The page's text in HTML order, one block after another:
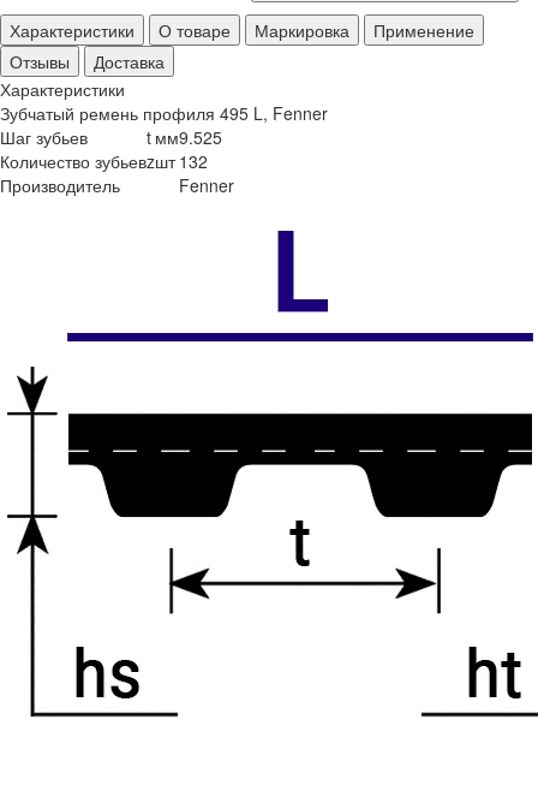
Характеристики
О товаре Маркировка
Применение
Отзывы
Доставка
Характеристики
Зубчатый ремень профиля 495 L, Fenner
Шаг зубьев
t мм9.525
Количество зубьевzшт 132
Производитель
Fenner